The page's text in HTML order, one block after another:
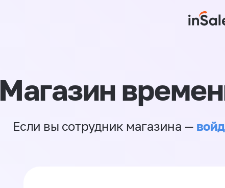
Магазин
Если вы сотрудник магазина —